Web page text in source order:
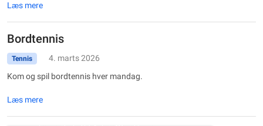
Læs mere
Bordtennis
Tennis
4. marts 2026
Kom og spil bordtennis hver mandag.
Læs mere